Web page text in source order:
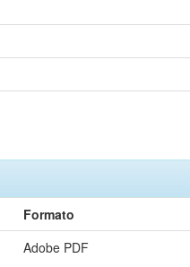
Formato
Adobe PDF